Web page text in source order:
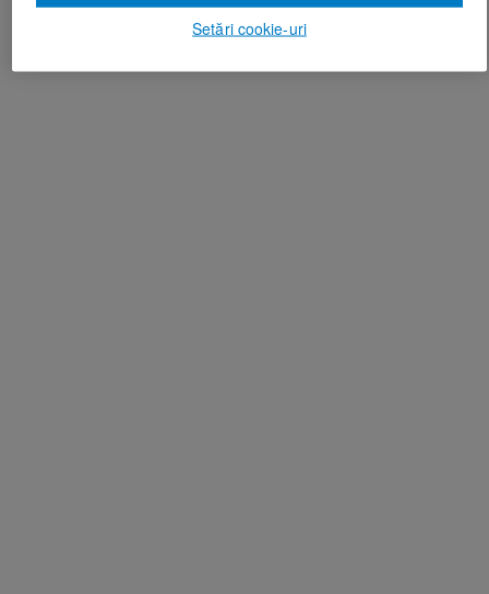
Setări cookie-uri